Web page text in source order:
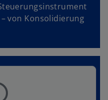
von Konsolidierung